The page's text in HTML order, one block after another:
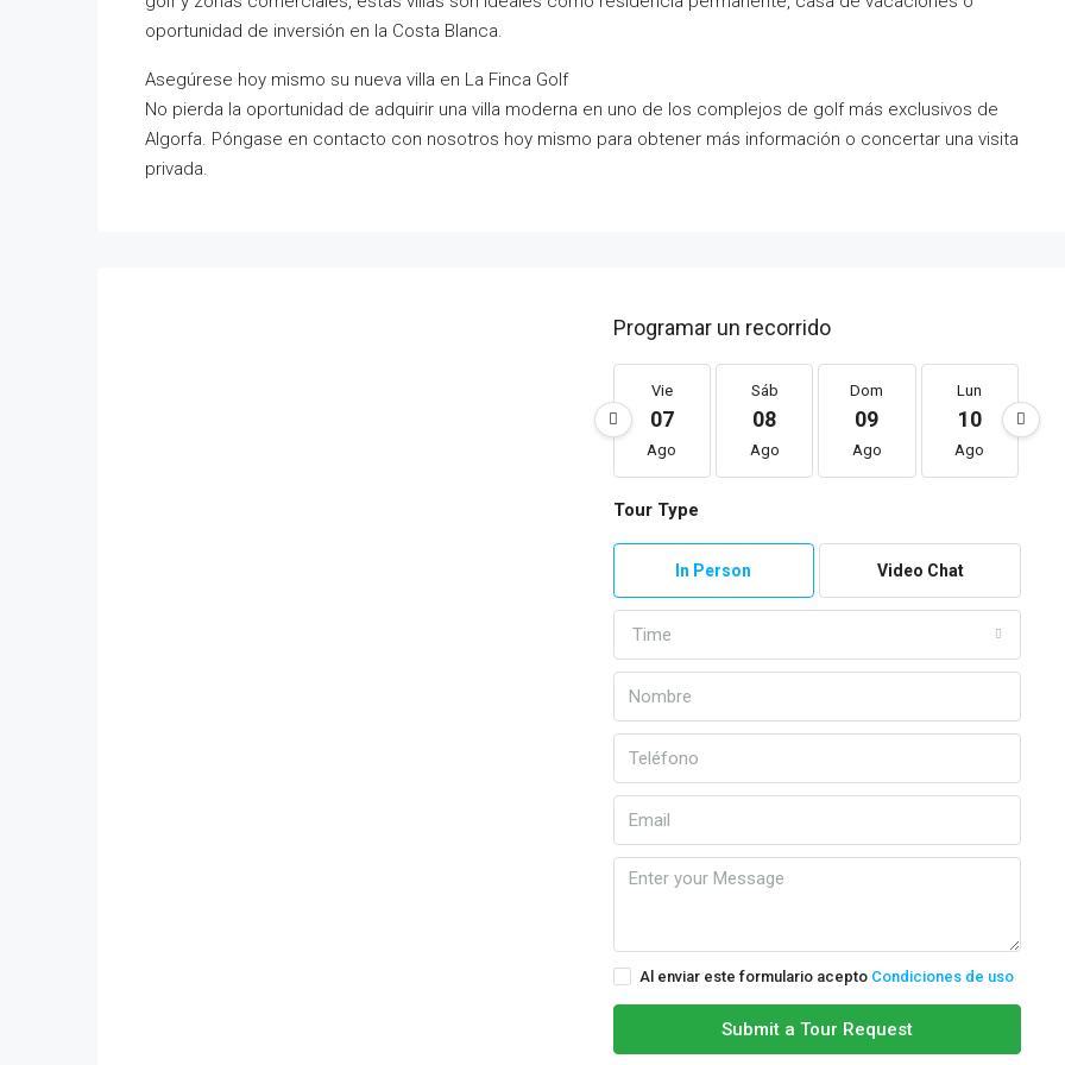
oportunidad de inversión en la Costa Blanca.
Asegúrese hoy mismo su nueva villa en La Finca Golf
No pierda la oportunidad de adquirir una villa moderna en uno de los complejos de golf más exclusivos de
Algorfa. Póngase en contacto con nosotros hoy mismo para obtener más información o concertar una visita
privada.
Programar un recorrido
Vie
07
Ago
Sáb
08
Ago
Dom
09
Ago
Lun
10
Ago
Tour Type
In Person Video Chat
Time
Al enviar este formulario acepto Condiciones de uso
Submit a Tour Request